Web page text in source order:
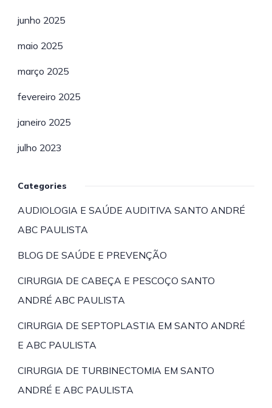
junho 2025
maio 2025
março 2025
fevereiro 2025
janeiro 2025
julho 2023
Categories
AUDIOLOGIA E SAÚDE AUDITIVA SANTO ANDRÉ
ABC PAULISTA
BLOG DE SAÚDE E PREVENÇÃO
CIRURGIA DE CABEÇA E PESCOÇO SANTO
ANDRÉ ABC PAULISTA
CIRURGIA DE SEPTOPLASTIA EM SANTO ANDRÉ
E ABC PAULISTA
CIRURGIA DE TURBINECTOMIA EM SANTO
ANDRÉ E ABC PAULISTA